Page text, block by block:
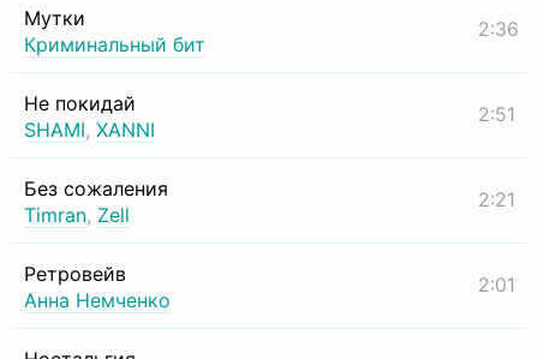
Мутки
Криминальный бит
2:36
Не покидай
SHAMI, XANNI
2:51
Без сожаления
Timran, Zell
2:21
Ретровейв
Анна Немченко
2:01